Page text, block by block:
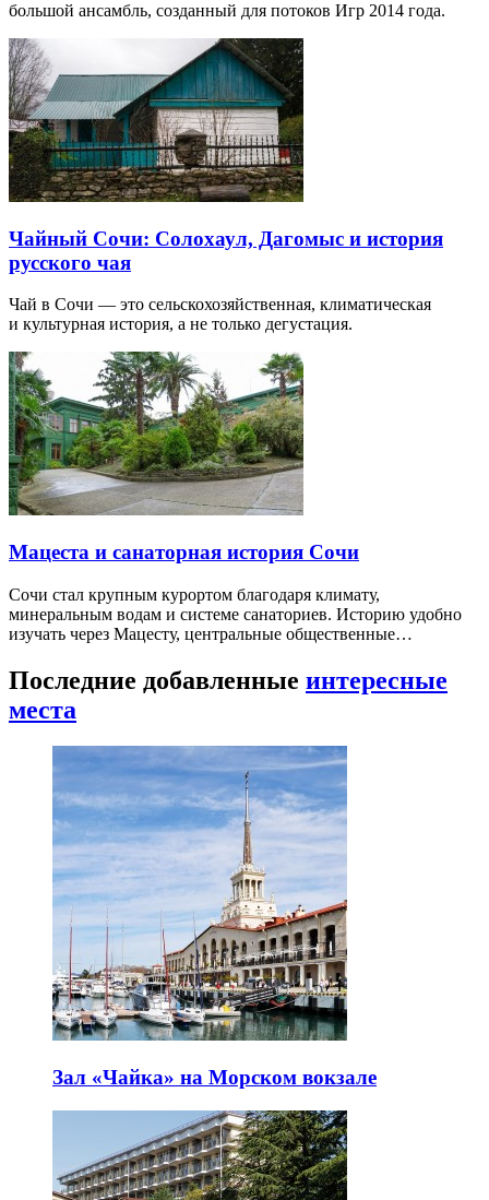
большой ансамбль, созданный для потоков Игр 2014 года.
Чайный Сочи: Солохаул, Дагомыс и история
русского чая
Чай в Сочи — это сельскохозяйственная, климатическая
и культурная история, а не только дегустация.
Мацеста и санаторная история Сочи
Сочи стал крупным курортом благодаря климату,
минеральным водам и системе санаториев. Историю удобно
изучать через Мацесту, центральные общественные…
Последние добавленные интересные
места
Зал «Чайка» на Морском вокзале